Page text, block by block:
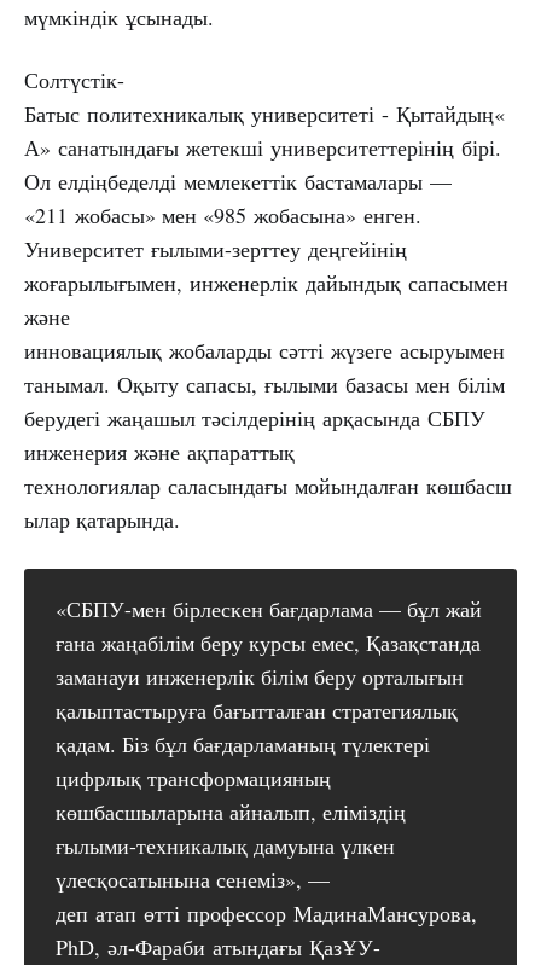
мүмкіндік ұсынады.
Солтүстік-
Батыс политехникалық университеті - Қытайдың«
А» санатындағы жетекші университеттерінің бірі.
Ол елдіңбеделді мемлекеттік бастамалары —
«211 жобасы» мен «985 жобасына» енген.
Университет ғылыми-зерттеу деңгейінің
жоғарылығымен, инженерлік дайындық сапасымен
және
инновациялық жобаларды сәтті жүзеге асыруымен
танымал. Оқыту сапасы, ғылыми базасы мен білім
берудегі жаңашыл тәсілдерінің арқасында СБПУ
инженерия және ақпараттық
технологиялар саласындағы мойындалған көшбасш
ылар қатарында.
«СБПУ-мен бірлескен бағдарлама — бұл жай
ғана жаңабілім беру курсы емес, Қазақстанда
заманауи инженерлік білім беру орталығын
қалыптастыруға бағытталған стратегиялық
қадам. Біз бұл бағдарламаның түлектері
цифрлық трансформацияның
көшбасшыларына айналып, еліміздің
ғылыми-техникалық дамуына үлкен
үлесқосатынына сенеміз», —
деп атап өтті профессор МадинаМансурова,
PhD, әл-Фараби атындағы ҚазҰУ-